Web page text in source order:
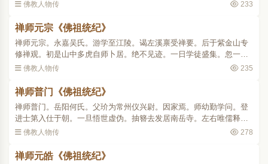
佛教人物传 233
禅师元宗《佛祖统纪》
禅师元宗。永嘉吴氏。游学至江陵。谒左溪禀受禅要。后于紫金山专
修禅观。初是山中多虎自师卜居。绝不见迹。一日学徒盛集。忽一老
人趋拜座前。自言弟子乃虎。在此噬人多矣。因师开化得脱业躯。今
佛教人物传 235
禅师普门《佛祖统纪》
禅师普门。岳阳何氏。父玠为常州仪兴尉。因家焉。师幼勤学问。登
进士第入仕于朝。一旦悟世虚伪。抽簪去发居南岳寺。左右唯儒释典
籍。麻衣葛履而已。既而去谒荆溪。学止观法华之旨深有造诣。善属
佛教人物传 278
禅师元皓《佛祖统纪》